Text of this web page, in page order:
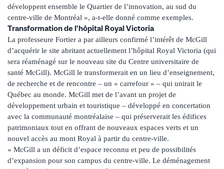
développent ensemble le Quartier de l’innovation, au sud du
centre-ville de Montréal », a-t-elle donné comme exemples.
Transformation de l’hôpital Royal Victoria
La professeure Fortier a par ailleurs confirmé l’intérêt de McGill
d’acquérir le site abritant actuellement l’hôpital Royal Victoria (qui
sera réaménagé sur le nouveau site du Centre universitaire de
santé McGill). McGill le transformerait en un lieu d’enseignement,
de recherche et de rencontre – un « carrefour » – qui unirait le
Québec au monde. McGill met de l’avant un projet de
développement urbain et touristique – développé en concertation
avec la communauté montréalaise – qui préserverait les édifices
patrimoniaux tout en offrant de nouveaux espaces verts et un
nouvel accès au mont Royal à partir du centre-ville.
« McGill a un déficit d’espace reconnu et peu de possibilités
d’expansion pour son campus du centre-ville. Le déménagement